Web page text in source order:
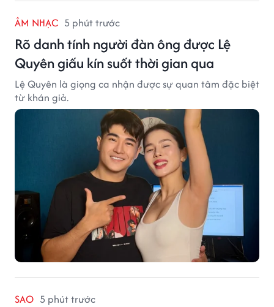
ÂM NHẠC 5 phút trước
Rõ danh tính người đàn ông được Lệ
Quyên giấu kín suốt thời gian qua
Lệ Quyên là giọng ca nhận được sự quan tâm đặc biệt
từ khán giả.
SAO 5 phút trước